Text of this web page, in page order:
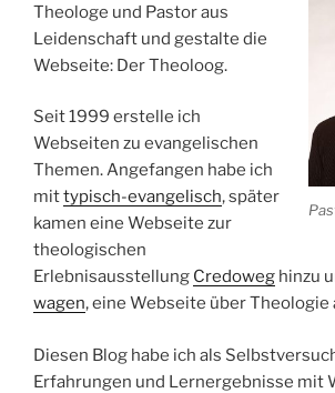
Theologe und Pastor aus
Leidenschaft und gestalte die
Webseite: Der Theoloog.
Seit 1999 erstelle ich
Webseiten zu evangelischen
Themen. Angefangen habe ich
mittypisch-evangelisch, später
kamen eine Webseite zur
theologischen
Erlebnisausstellung Credoweg hinzu
wagen, eine Webseite über Theologie
Diesen Blog habe ich als
Erfahrungen und Lernergebnisse mit